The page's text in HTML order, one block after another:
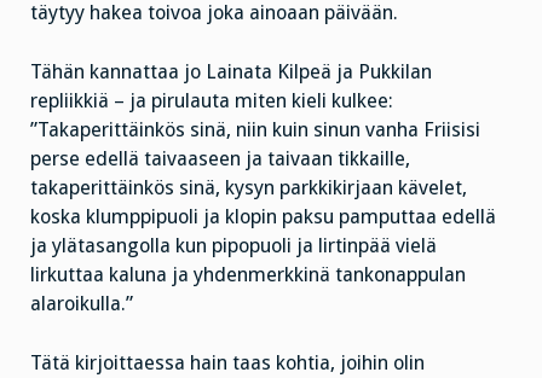
täytyy hakea toivoa joka ainoaan päivään.
Tähän kannattaa jo Lainata Kilpeä ja Pukkilan
repliikkiä – ja pirulauta miten kieli kulkee:
”Takaperittäinkös sinä, niin kuin sinun vanha Friisisi
perse edellä taivaaseen ja taivaan tikkaille,
takaperittäinkös sinä, kysyn parkkikirjaan kävelet,
koska klumppipuoli ja klopin paksu pamputtaa edellä
ja ylätasangolla kun pipopuoli ja lirtinpää vielä
lirkuttaa kaluna ja yhdenmerkkinä tankonappulan
alaroikulla.”
Tätä kirjoittaessa hain taas kohtia, joihin olin